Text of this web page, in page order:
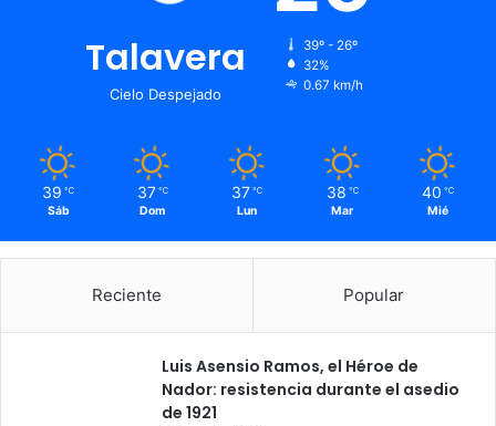
Talavera
Cielo Despejado
39º - 26º
32%
0.67 km/h
39 ℃
Sáb
37 ℃
Dom
37 ℃
Lun
38 ℃
Mar
40 ℃
Mié
Reciente Popular
Luis Asensio Ramos, el Héroe de
Nador: resistencia durante el asedio
de 1921